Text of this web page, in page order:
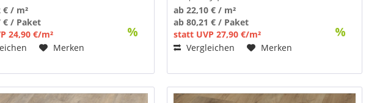
€ / m²
€ / Paket
24,90 €/m²
Merken
ab 22,10 € / m²
ab 80,21 € / Paket
statt UVP 27,90 €/m²
Vergleichen
Merken